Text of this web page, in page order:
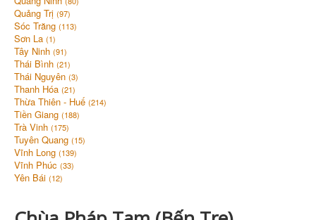
Quảng Trị (97)
Sóc Trăng (113)
Sơn La (1)
Tây Ninh (91)
Thái Bình (21)
Thái Nguyên (3)
Thanh Hóa (21)
Thừa Thiên - Huế (214)
Tiền Giang (188)
Trà Vinh (175)
Tuyên Quang (15)
Vĩnh Long (139)
Vĩnh Phúc (33)
Yên Bái (12)